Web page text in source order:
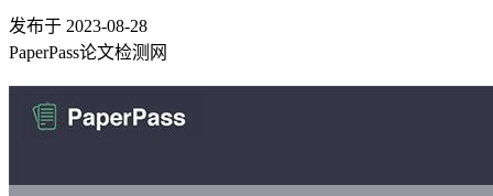
发布于 2023-08-28
PaperPass论文检测网